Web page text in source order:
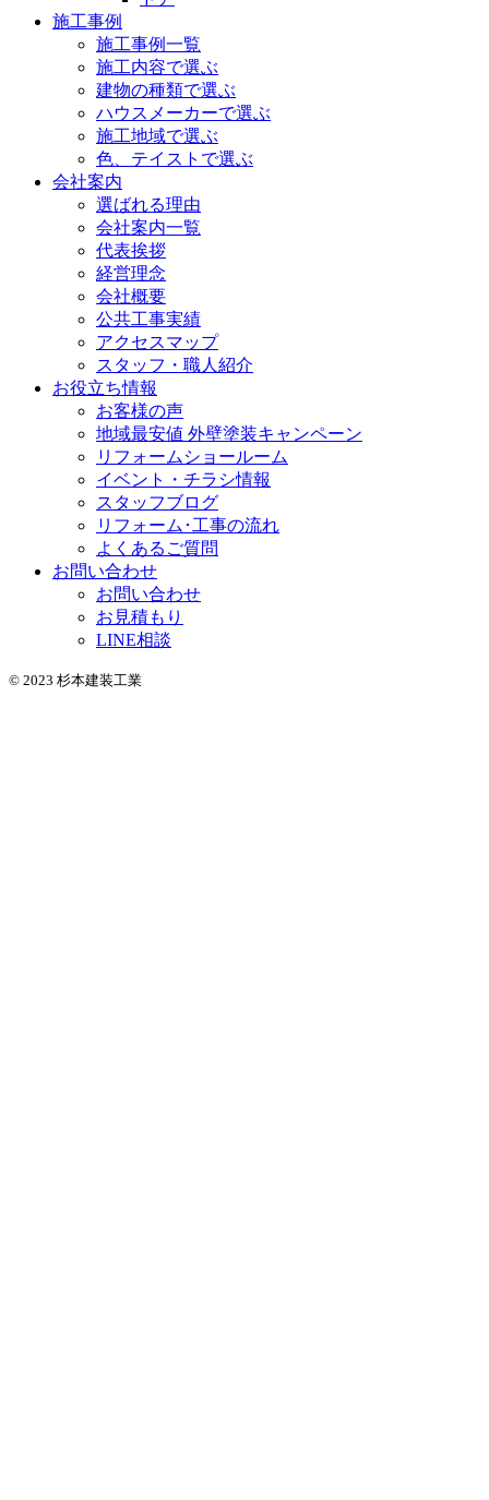
施工事例
施工事例一覧
施工内容で選ぶ
建物の種類で選ぶ
ハウスメーカーで選ぶ
施工地域で選ぶ
色、テイストで選ぶ
会社案内
選ばれる理由
会社案内一覧
代表挨拶
経営理念
会社概要
公共工事実績
アクセスマップ
スタッフ・職人紹介
お役立ち情報
お客様の声
地域最安値 外壁塗装キャンペーン
リフォームショールーム
イベント・チラシ情報
スタッフブログ
リフォーム･工事の流れ
よくあるご質問
お問い合わせ
お問い合わせ
お見積もり
LINE相談
© 2023 杉本建装工業